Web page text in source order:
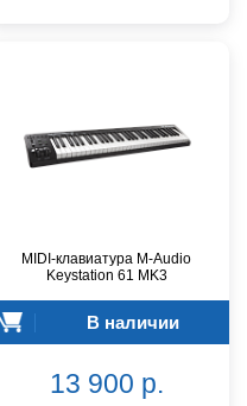
MIDI-клавиатура M-Audio
Keystation 61 MK3
В наличии
13 900 р.